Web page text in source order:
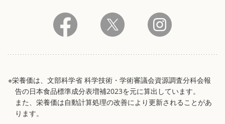
※栄養価は、文部科学省 科学技術・学術審議会資源調査分科会報
告の日本食品標準成分表増補2023を元に算出しています。
また、栄養価は自動計算処理の改善により更新されることがあ
ります。